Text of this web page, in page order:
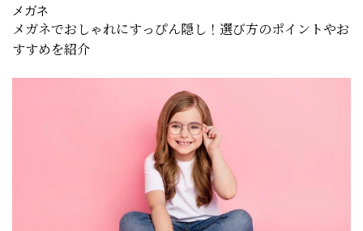
メガネ
メガネでおしゃれにすっぴん隠し！選び方のポイントやお
すすめを紹介